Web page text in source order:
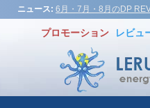
ニュース: 6月・7月・8月のDP REVALIDATION
プロモーション レビュ